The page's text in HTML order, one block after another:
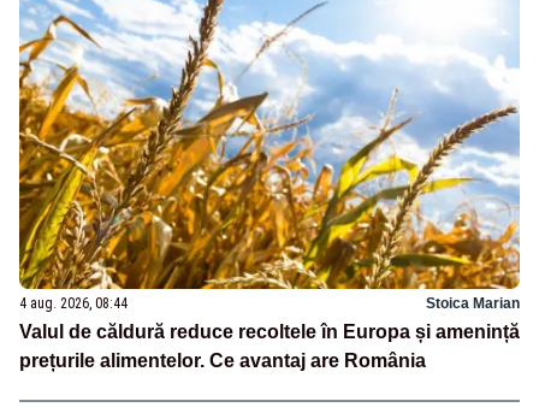
4 aug. 2026, 08:44 Stoica Marian
Valul de căldură reduce recoltele în Europa și amenință
prețurile alimentelor. Ce avantaj are România